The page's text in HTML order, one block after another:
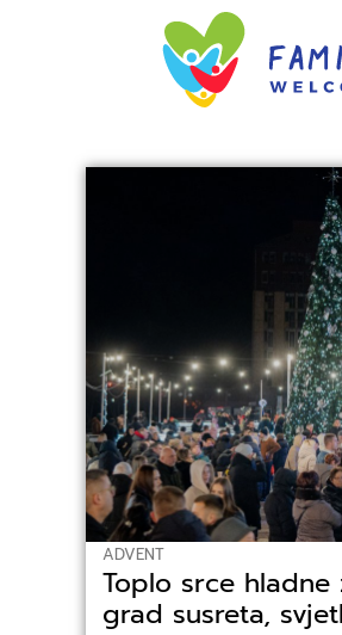
ADVENT
Toplo srce
grad susreta,